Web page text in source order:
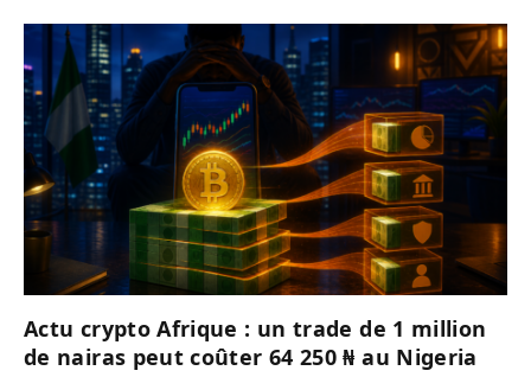
Actu crypto Afrique : un trade de 1 million
de nairas peut coûter 64 250 ₦ au Nigeria